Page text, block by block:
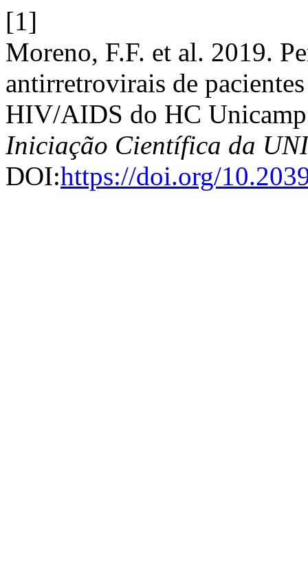
[1]
Moreno, F.F. et al. 2019.
antirretrovirais de
HIV/AIDS do HC
Iniciação Científica da
DOI:https://doi.org/